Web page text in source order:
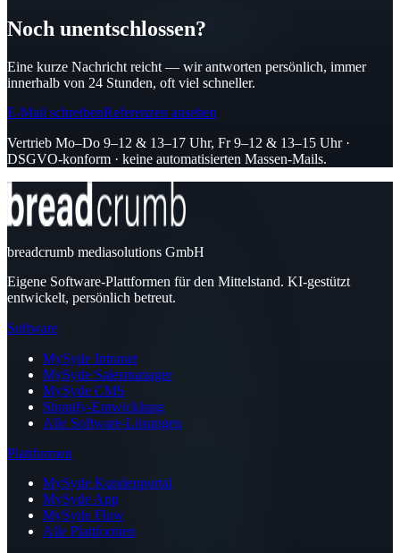
Noch unentschlossen?
Eine kurze Nachricht reicht — wir antworten persönlich, immer
innerhalb von 24 Stunden, oft viel schneller.
E-Mail schreibenReferenzen ansehen
Vertrieb Mo–Do 9–12 & 13–17 Uhr, Fr 9–12 & 13–15 Uhr ·
DSGVO-konform · keine automatisierten Massen-Mails.
breadcrumb mediasolutions GmbH
Eigene Software-Plattformen für den Mittelstand. KI-gestützt
entwickelt, persönlich betreut.
Software
MySyde Intranet
MySyde Salesmanager
MySyde CMS
Shopify-Entwicklung
Alle Software-Lösungen
Plattformen
MySyde Kundenportal
MySyde App
MySyde Flow
Alle Plattformen